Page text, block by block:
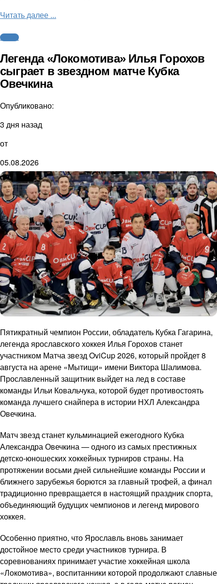
Читать далее ...
Хоккей
Легенда «Локомотива» Илья Горохов
сыграет в звездном матче Кубка
Овечкина
Опубликовано:
3 дня назад
от
05.08.2026
Пятикратный чемпион России, обладатель Кубка Гагарина,
легенда ярославского хоккея Илья Горохов станет
участником Матча звезд OviCup 2026, который пройдет 8
августа на арене «Мытищи» имени Виктора Шалимова.
Прославленный защитник выйдет на лед в составе
команды Ильи Ковальчука, которой будет противостоять
команда лучшего снайпера в истории НХЛ Александра
Овечкина.
Матч звезд станет кульминацией ежегодного Кубка
Александра Овечкина — одного из самых престижных
детско-юношеских хоккейных турниров страны. На
протяжении восьми дней сильнейшие команды России и
ближнего зарубежья борются за главный трофей, а финал
традиционно превращается в настоящий праздник спорта,
объединяющий будущих чемпионов и легенд мирового
хоккея.
Особенно приятно, что Ярославль вновь занимает
достойное место среди участников турнира. В
соревнованиях принимает участие хоккейная школа
«Локомотива», воспитанники которой продолжают славные